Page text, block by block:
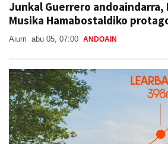
Junkal Guerrero andoaindarra,
Musika Hamabostaldiko
Aiurri abu 05, 07:00 ANDOAIN